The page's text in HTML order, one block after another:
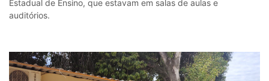
Estadual de Ensino, que estavam em salas de aulas e
auditórios.